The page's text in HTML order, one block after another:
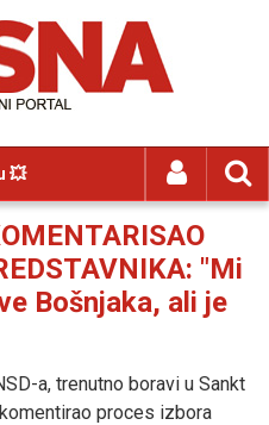
💥
"Mi
Bošnjaka, ali je
a, trenutno boravi u Sankt
proces izbora